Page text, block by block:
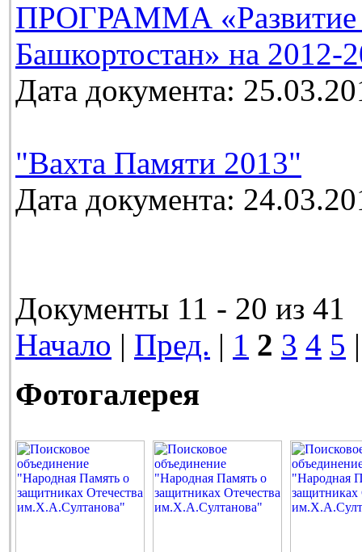
ПРОГРАММА «Развитие
Башкортостан» на 2012-
Дата документа:
"Вахта Памяти 2013"
Дата документа:
Документы 11 - 20 из 41
Начало | Пред. | 1 2 3 4 5
Фотогалерея